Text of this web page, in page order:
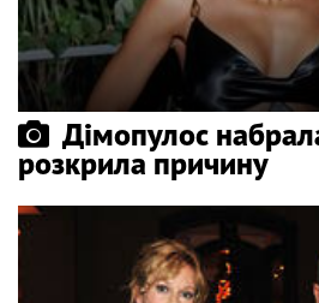
Дімопулос
розкрила причину